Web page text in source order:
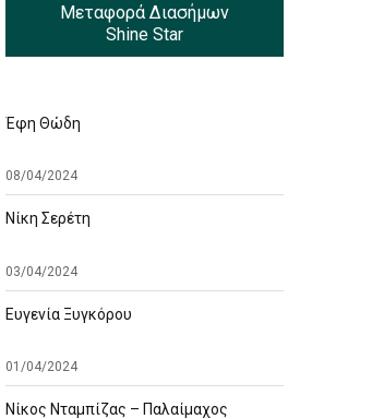
Μεταφορά Διασήμων
Shine Star
Έφη Θώδη
08/04/2024
Νίκη Σερέτη
03/04/2024
Ευγενία Ξυγκόρου
01/04/2024
Νίκος Νταμπίζας – Παλαίμαχος